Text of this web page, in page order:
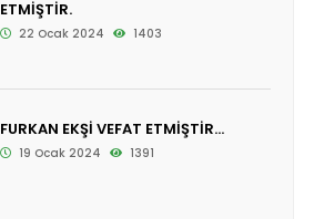
ETMİŞTİR.
22 Ocak 2024 1403
FURKAN EKŞİ VEFAT ETMİŞTİR...
19 Ocak 2024 1391